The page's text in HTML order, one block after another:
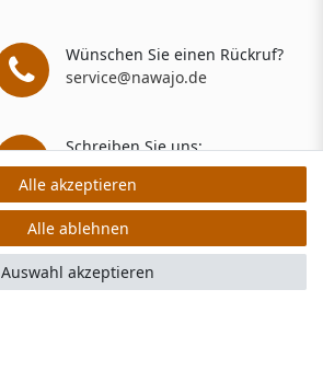
Wünschen Sie einen Rückruf?
service@nawajo.de
Schreiben Sie uns:
service@nawajo.de
Alle akzeptieren
Alle ablehnen
Auswahl akzeptieren
Alle akzeptieren
Alle ablehnen
Auswahl akzeptieren